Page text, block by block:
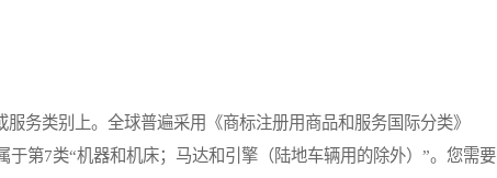
类别上。全球普遍采用《商标注册用商品和服务国际分类》
于第7类“机器和机床；马达和引擎（陆地车辆用的除外）”。您需要